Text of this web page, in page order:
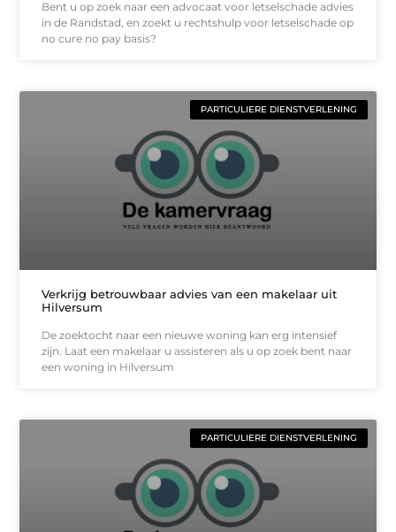
Bent u op zoek naar een advocaat voor letselschade advies
in de Randstad, en zoekt u rechtshulp voor letselschade op
no cure no pay basis?
PARTICULIERE DIENSTVERLENING
Verkrijg betrouwbaar advies van een makelaar uit
Hilversum
De zoektocht naar een nieuwe woning kan erg intensief
zijn. Laat een makelaar u assisteren als u op zoek bent naar
een woning in Hilversum
PARTICULIERE DIENSTVERLENING